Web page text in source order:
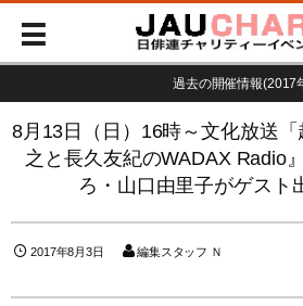
過去の開催情報(2017
8月13日（日）16時～文化放送
之と長久友紀のWADAX Radio
ろ・山口由里子がゲスト
2017年8月3日 編集スタッフ Ｎ